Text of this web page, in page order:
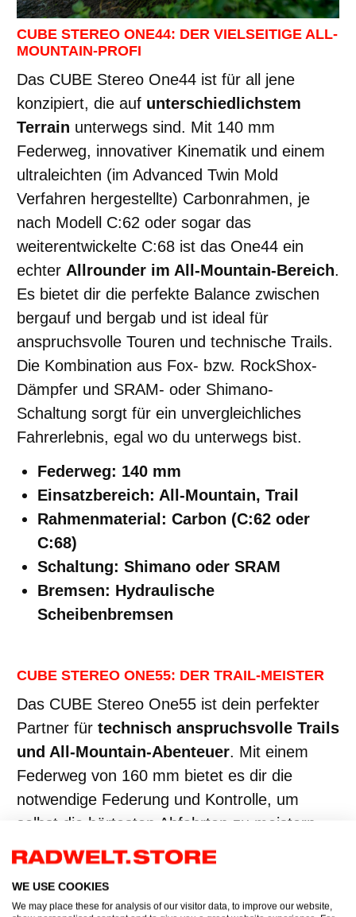
CUBE STEREO ONE44: DER VIELSEITIGE ALL-
MOUNTAIN-PROFI
Das CUBE Stereo One44 ist für all jene
konzipiert, die auf unterschiedlichstem
Terrain unterwegs sind. Mit 140 mm
Federweg, innovativer Kinematik und einem
ultraleichten (im Advanced Twin Mold
Verfahren hergestellte) Carbonrahmen, je
nach Modell C:62 oder sogar das
weiterentwickelte C:68 ist das One44 ein
echter Allrounder im All-Mountain-Bereich.
Es bietet dir die perfekte Balance zwischen
bergauf und bergab und ist ideal für
anspruchsvolle Touren und technische Trails.
Die Kombination aus Fox- bzw. RockShox-
Dämpfer und SRAM- oder Shimano-
Schaltung sorgt für ein unvergleichliches
Fahrerlebnis, egal wo du unterwegs bist.
Federweg: 140 mm
Einsatzbereich: All-Mountain, Trail
Rahmenmaterial: Carbon (C:62 oder
C:68)
Schaltung: Shimano oder SRAM
Bremsen: Hydraulische
Scheibenbremsen
CUBE STEREO ONE55: DER TRAIL-MEISTER
Das CUBE Stereo One55 ist dein perfekter
Partner für technisch anspruchsvolle Trails
und All-Mountain-Abenteuer. Mit einem
Federweg von 160 mm bietet es dir die
notwendige Federung und Kontrolle, um
selbst die härtesten Abfahrten zu meistern.
Die robuste Konstruktion und die
Carbonrahmen und die Rockshox- bzw. Fox-
WE USE COOKIES
We may place these for analysis of our visitor data, to improve our website,